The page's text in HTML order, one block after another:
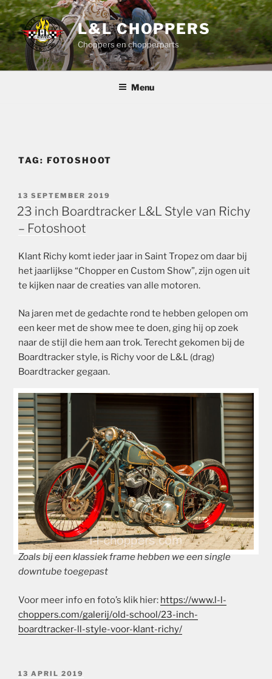
Ga
naar
de
inhoud
L&L CHOPPERS
Choppers en chopperparts
Menu
TAG: FOTOSHOOT
GEPLAATST
OP
13 SEPTEMBER 2019
23 inch Boardtracker L&L Style van Richy
– Fotoshoot
Klant Richy komt ieder jaar in Saint Tropez om daar bij
het jaarlijkse “Chopper en Custom Show”, zijn ogen uit
te kijken naar de creaties van alle motoren.
Na jaren met de gedachte rond te hebben gelopen om
een keer met de show mee te doen, ging hij op zoek
naar de stijl die hem aan trok. Terecht gekomen bij de
Boardtracker style, is Richy voor de L&L (drag)
Boardtracker gegaan.
Zoals bij een klassiek frame hebben we een single
downtube toegepast
Voor meer info en foto’s klik hier: https://www.l-l-
choppers.com/galerij/old-school/23-inch-
boardtracker-ll-style-voor-klant-richy/
GEPLAATST
13 APRIL 2019